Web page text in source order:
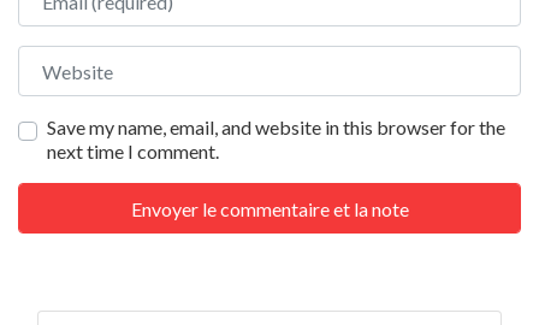
Website
Save my name, email, and website in this browser for the
next time I comment.